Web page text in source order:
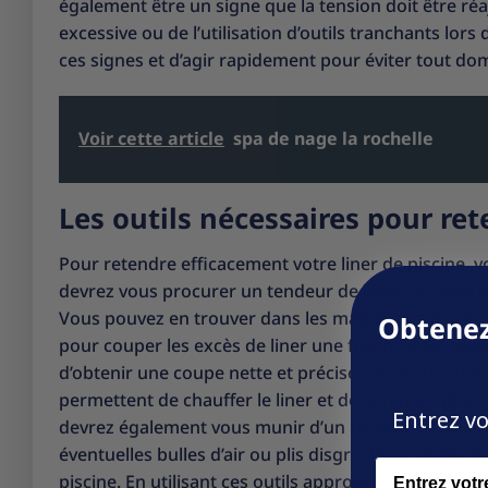
également être un signe que la tension doit être
excessive ou de l’utilisation d’outils tranchants
ces signes et d’agir rapidement pour éviter tout
Voir cette article spa de nage la rochelle
Les outils nécessaires pour
Pour retendre efficacement votre liner de piscine,
devrez vous procurer un tendeur de liner. Cet outil
Vous pouvez en trouver dans les magasins
pour couper les excès de liner une fois qu’il est
d’obtenir une coupe nette et précise. Un autre
permettent de chauffer le liner et de le rendre plus
devrez également vous munir d’un rouleau à
éventuelles bulles d’air ou plis disgracieux. Veillez
piscine. En utilisant ces outils appropriés, vous
Entrez
Name